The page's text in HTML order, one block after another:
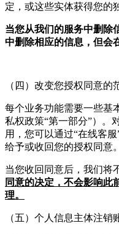
定，或这些实体获得您的
当您从我们的服务中删除
中删除相应的信息，但会
（四）改变您授权同意的
每个业务功能需要一些基
私权政策“第一部分”）。
用，您可以通过“在线客服
给予或收回您的授权同意。
当您收回同意后，我们将
同意的决定，不会影响此
理。
（五）个人信息主体注销